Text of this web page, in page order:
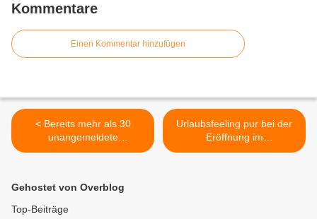
Kommentare
Einen Kommentar hinzufügen
< Bereits mehr als 30
unangemeldete
Schnellteststellen-
und Landkreis Würzburg
Urlaubsfeeling pur bei der
Eröffnung im
Veitshöchheimer
Gehostet von Overblog
Top-Beiträge